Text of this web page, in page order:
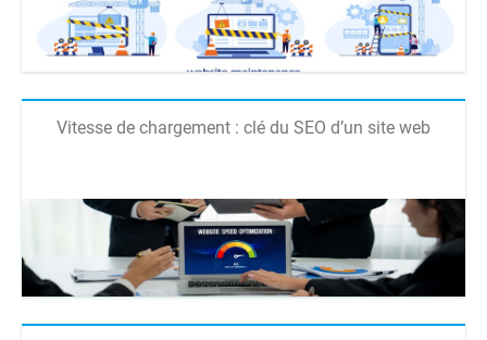
Vitesse de chargement : clé du SEO d’un site web